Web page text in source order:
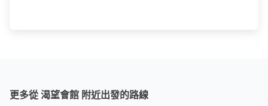
更多從 渴望會館 附近出發的路線